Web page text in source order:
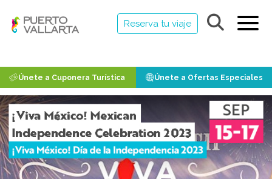
Reserva tu viaje
Únete a Cuponera Turística Únete a Ofertas Especiales